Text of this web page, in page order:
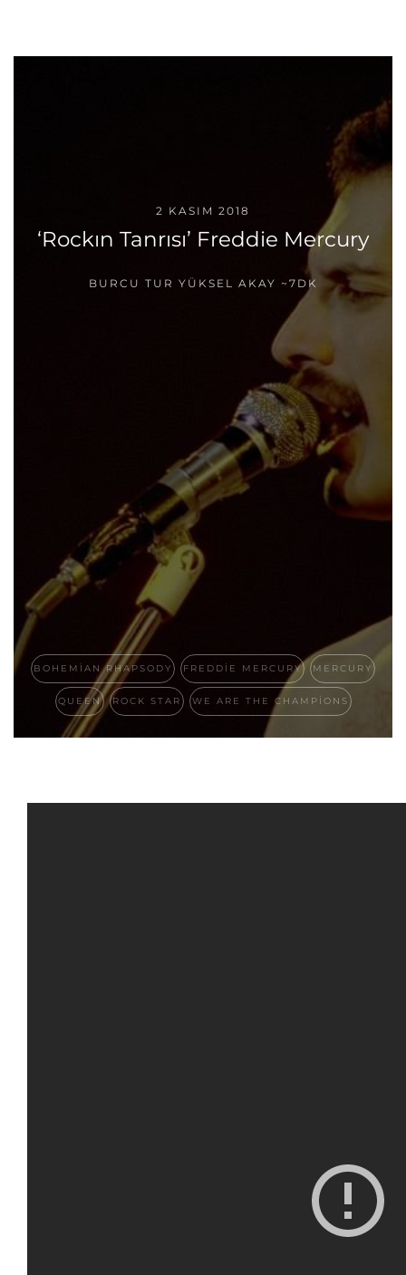
2 KASIM 2018
‘Rockın Tanrısı’ Freddie Mercury
BURCU TUR YÜKSEL AKAY ~7DK
BOHEMIAN RHAPSODY FREDDIE MERCURY MERCURY
QUEEN ROCK STAR WE ARE THE CHAMPIONS